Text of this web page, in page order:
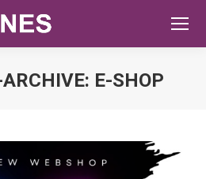
E-SHOP